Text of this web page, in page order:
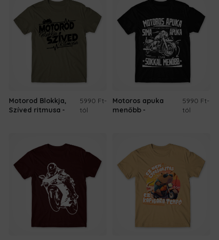
Motorod Blokkja,
Szíved ritmusa
5990 Ft-
tól
Motoros apuka
menőbb
5990 Ft-
tól